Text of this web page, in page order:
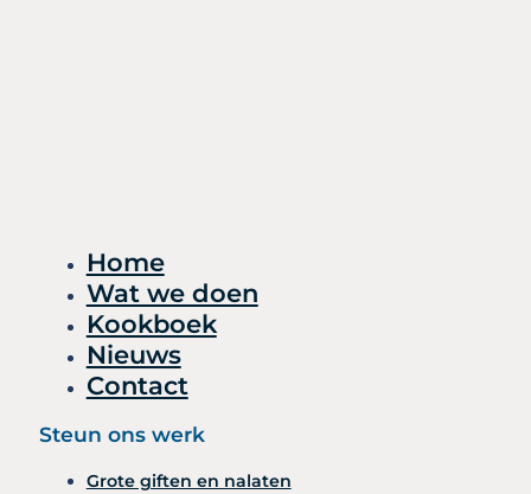
Home
Wat we doen
Kookboek
Nieuws
Contact
Steun ons werk
Grote giften en nalaten